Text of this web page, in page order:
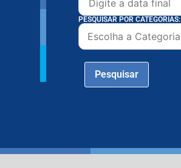
PESQUISAR POR CATEGORIAS:
Pesquisar